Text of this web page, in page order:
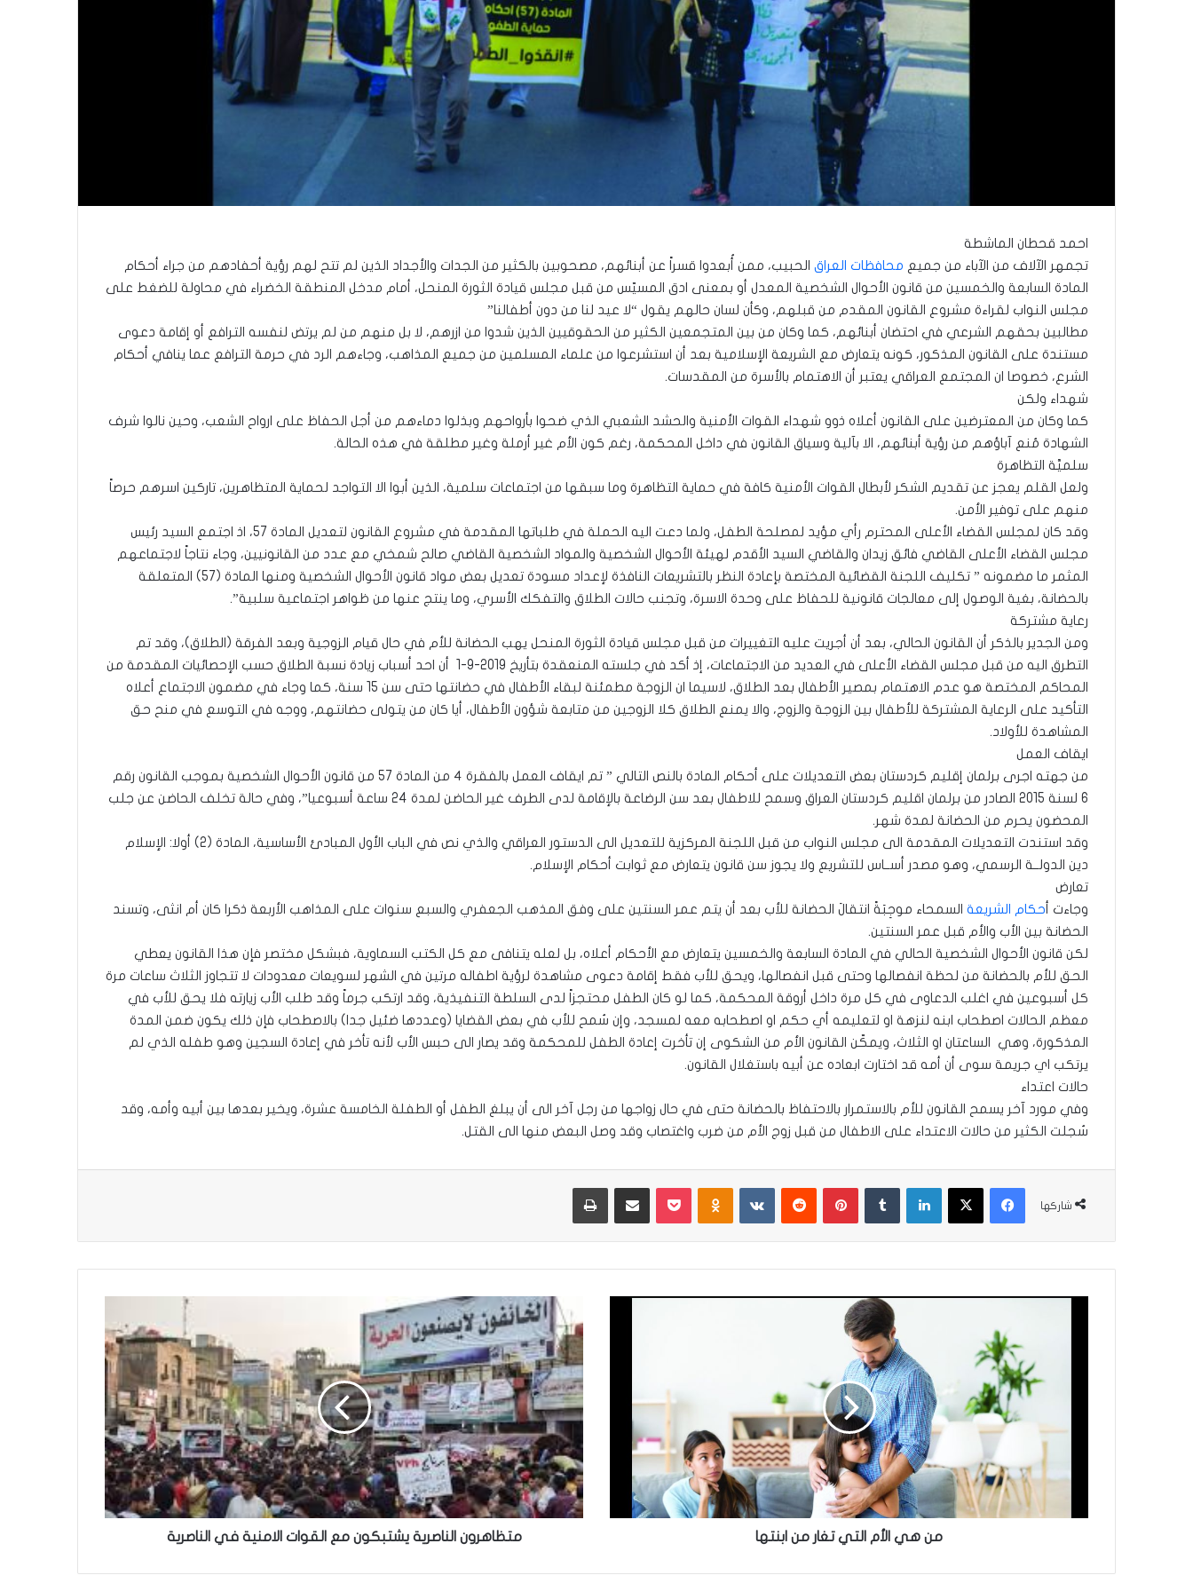
احمد قحطان الماشطة
تجمهر الآلاف من الآباء من جميع محافظات العراق الحبيب، ممن أُبعدوا قسراً عن أبنائهم، مصحوبين بالكثير من الجدات والأجداد الذين لم تتح لهم رؤية أحفادهم من جراء أحكام
المادة السابعة والخمسين من قانون الأحوال الشخصية المعدل أو بمعنى ادق المسيّس من قبل مجلس قيادة الثورة المنحل، أمام مدخل المنطقة الخضراء في محاولة للضغط على
مجلس النواب لقراءة مشروع القانون المقدم من قبلهم، وكأن لسان حالهم يقول “لا عيد لنا من دون أطفالنا”
مطالبين بحقهم الشرعي في احتضان أبنائهم، كما وكان من بين المتجمعين الكثير من الحقوقيين الذين شدوا من ازرهم، لا بل منهم من لم يرتض لنفسه الترافع أو إقامة دعوى
مستندة على القانون المذكور، كونه يتعارض مع الشريعة الإسلامية بعد أن استشرعوا من علماء المسلمين من جميع المذاهب، وجاءهم الرد في حرمة الترافع عما ينافي أحكام
الشرع، خصوصا ان المجتمع العراقي يعتبر أن الاهتمام بالأسرة من المقدسات.
شهداء ولكن
كما وكان من المعترضين على القانون أعلاه ذوو شهداء القوات الأمنية والحشد الشعبي الذي ضحوا بأرواحهم وبذلوا دماءهم من أجل الحفاظ على ارواح الشعب، وحين نالوا شرف
الشهادة مُنع آباؤهم من رؤية أبنائهم، الا بآلية وسياق القانون في داخل المحكمة، رغم كون الأم غير أرملة وغير مطلقة في هذه الحالة.
سلميَّة التظاهرة
ولعل القلم يعجز عن تقديم الشكر لأبطال القوات الأمنية كافة في حماية التظاهرة وما سبقها من اجتماعات سلمية، الذين أبوا الا التواجد لحماية المتظاهرين، تاركين اسرهم حرصاً
منهم على توفير الأمن.
وقد كان لمجلس القضاء الأعلى المحترم رأي مؤيد لمصلحة الطفل، ولما دعت اليه الحملة في طلباتها المقدمة في مشروع القانون لتعديل المادة 57، اذ اجتمع السيد رئيس
مجلس القضاء الأعلى القاضي فائق زيدان والقاضي السيد الأقدم لهيئة الأحوال الشخصية والمواد الشخصية القاضي صالح شمخي مع عدد من القانونيين، وجاء نتاجاً لاجتماعهم
المثمر ما مضمونه ” تكليف اللجنة القضائية المختصة بإعادة النظر بالتشريعات النافذة لإعداد مسودة تعديل بعض مواد قانون الأحوال الشخصية ومنها المادة (57) المتعلقة
بالحضانة، بغية الوصول إلى معالجات قانونية للحفاظ على وحدة الاسرة، وتجنب حالات الطلاق والتفكك الأسري، وما ينتج عنها من ظواهر اجتماعية سلبية”.
رعاية مشتركة
ومن الجدير بالذكر أن القانون الحالي، بعد أن أجريت عليه التغييرات من قبل مجلس قيادة الثورة المنحل يهب الحضانة للأم في حال قيام الزوجية وبعد الفرقة (الطلاق)، وقد تم
التطرق اليه من قبل مجلس القضاء الأعلى في العديد من الاجتماعات، إذ أكد في جلسته المنعقدة بتأريخ 2019-9-1 أن احد أسباب زيادة نسبة الطلاق حسب الإحصائيات المقدمة من
المحاكم المختصة هو عدم الاهتمام بمصير الأطفال بعد الطلاق، لاسيما ان الزوجة مطمئنة لبقاء الأطفال في حضانتها حتى سن 15 سنة، كما وجاء في مضمون الاجتماع أعلاه
التأكيد على الرعاية المشتركة للأطفال بين الزوجة والزوج، والا يمنع الطلاق كلا الزوجين من متابعة شؤون الأطفال، أيا كان من يتولى حضانتهم، ووجه في التوسع في منح حق
المشاهدة للأولاد.
ايقاف العمل
من جهته اجرى برلمان إقليم كردستان بعض التعديلات على أحكام المادة بالنص التالي ” تم ايقاف العمل بالفقرة ٤ من المادة 57 من قانون الأحوال الشخصية بموجب القانون رقم
6 لسنة 2015 الصادر من برلمان اقليم كردستان العراق وسمح للاطفال بعد سن الرضاعة بالإقامة لدى الطرف غير الحاضن لمدة 24 ساعة أسبوعيا”، وفي حالة تخلف الحاضن عن جلب
المحضون يحرم من الحضانة لمدة شهر.
وقد استندت التعديلات المقدمة الى مجلس النواب من قبل اللجنة المركزية للتعديل الى الدستور العراقي والذي نص في الباب الأول المبادئ الأساسية، المادة (2) أولا: الإسلام
دين الدولــة الرسمي، وهو مصدر أســاس للتشريع ولا يجوز سن قانون يتعارض مع ثوابت أحكام الإسلام.
تعارض
وجاءت أ حكام الشريعة السمحاء موجِبَةً انتقالَ الحضانة للأب بعد أن يتم عمر السنتين على وفق المذهب الجعفري والسبع سنوات على المذاهب الأربعة ذكرا كان أم انثى، وتسند
الحضانة بين الأب والأم قبل عمر السنتين.
لكن قانون الأحوال الشخصية الحالي في المادة السابعة والخمسين يتعارض مع الأحكام أعلاه، بل لعله يتنافى مع كل الكتب السماوية، فبشكل مختصر فإن هذا القانون يعطي
الحق للأم بالحضانة من لحظة انفصالها وحتى قبل انفصالها، ويحق للأب فقط إقامة دعوى مشاهدة لرؤية اطفاله مرتين في الشهر لسويعات معدودات لا تتجاوز الثلاث ساعات مرة
كل أسبوعين في اغلب الدعاوى في كل مرة داخل أروقة المحكمة، كما لو كان الطفل محتجزاً لدى السلطة التنفيذية، وقد ارتكب جرماً وقد طلب الأب زيارته فلا يحق للأب في
معظم الحالات اصطحاب ابنه لنزهة او لتعليمه أي حكم او اصطحابه معه لمسجد، وإن سُمح للأب في بعض القضايا (وعددها ضئيل جدا) بالاصطحاب فإن ذلك يكون ضمن المدة
المذكورة، وهي الساعتان او الثلاث، ويمكّن القانون الأم من الشكوى إن تأخرت إعادة الطفل للمحكمة وقد يصار الى حبس الأب لأنه تأخر في إعادة السجين وهو طفله الذي لم
يرتكب اي جريمة سوى أن أمه قد اختارت ابعاده عن أبيه باستغلال القانون.
حالات اعتداء
وفي مورد آخر يسمح القانون للأم بالاستمرار بالاحتفاظ بالحضانة حتى في حال زواجها من رجل آخر الى أن يبلغ الطفل أو الطفلة الخامسة عشرة، ويخير بعدها بين أبيه وأمه، وقد
سُجلت الكثير من حالات الاعتداء على الاطفال من قبل زوج الأم من ضرب واغتصاب وقد وصل البعض منها الى القتل.
شاركها
فيسبوك
‫X لينكدإن بينتيريست Odnoklassniki
‫Pocketمشاركة عبر البريد طباعة
من هي الأم التي تغار من ابنتها
متظاهرون
الناصرية
يشتبكون
مع
القوات
الامنية
في
الناصرية
متظاهرون الناصرية يشتبكون مع القوات الامنية في الناصرية